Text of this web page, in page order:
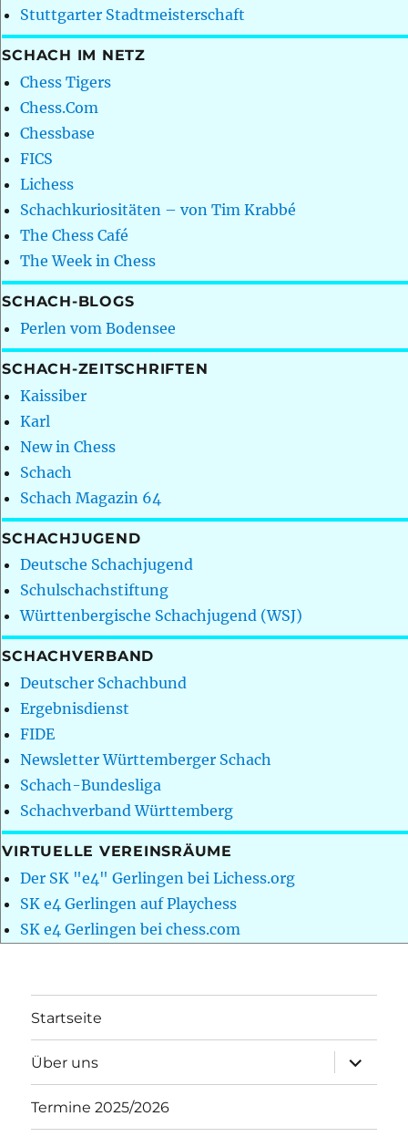
Stuttgarter Stadtmeisterschaft
SCHACH IM NETZ
Chess Tigers
Chess.Com
Chessbase
FICS
Lichess
Schachkuriositäten – von Tim Krabbé
The Chess Café
The Week in Chess
SCHACH-BLOGS
Perlen vom Bodensee
SCHACH-ZEITSCHRIFTEN
Kaissiber
Karl
New in Chess
Schach
Schach Magazin 64
SCHACHJUGEND
Deutsche Schachjugend
Schulschachstiftung
Württenbergische Schachjugend (WSJ)
SCHACHVERBAND
Deutscher Schachbund
Ergebnisdienst
FIDE
Newsletter Württemberger Schach
Schach-Bundesliga
Schachverband Württemberg
VIRTUELLE VEREINSRÄUME
Der SK "e4" Gerlingen bei Lichess.org
SK e4 Gerlingen auf Playchess
SK e4 Gerlingen bei chess.com
Startseite
Über uns
öffnen
Termine 2025/2026